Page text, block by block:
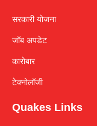
सरकारी योजना
जॉब अपडेट
कारोबार
टेक्नोलॉजी
Quakes Links